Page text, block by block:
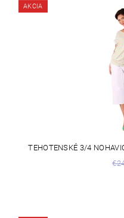
AKCIA
TEHOTENSKÉ 3/4